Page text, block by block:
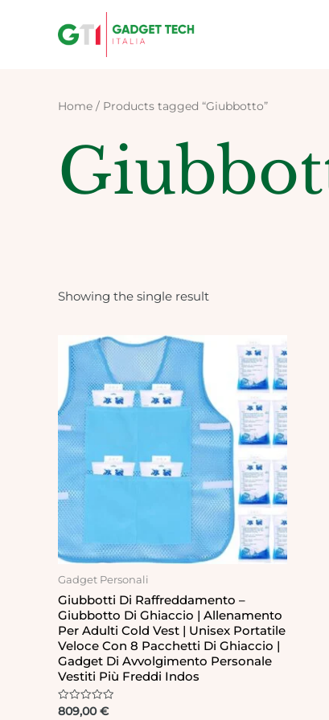
Home / Products tagged “Giubbotto”
Showing the single result
Gadget Personali
Giubbotti Di Raffreddamento –
Giubbotto Di Ghiaccio | Allenamento
Per Adulti Cold Vest | Unisex Portatile
Veloce Con 8 Pacchetti Di Ghiaccio |
Gadget Di Avvolgimento Personale
Vestiti Più Freddi Indos
Rated
809,00€